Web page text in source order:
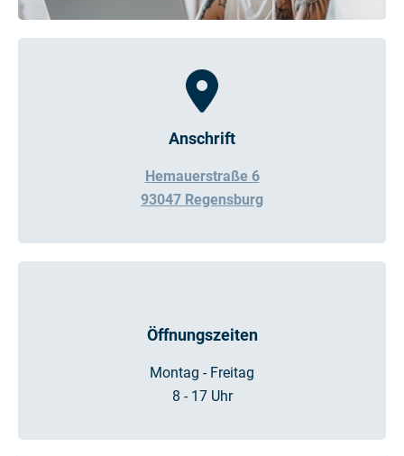
Anschrift
Hemauerstraße 6
93047 Regensburg
Öffnungszeiten
Montag - Freitag
8 - 17 Uhr